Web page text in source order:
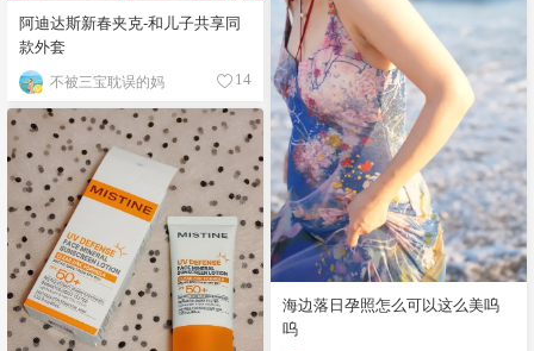
阿迪达斯新春夹克-和儿子共享同
款外套
不被三宝耽误的妈 14
海边落日孕照怎么可以这么美呜
呜